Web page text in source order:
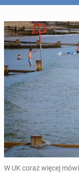
W UK coraz więcej